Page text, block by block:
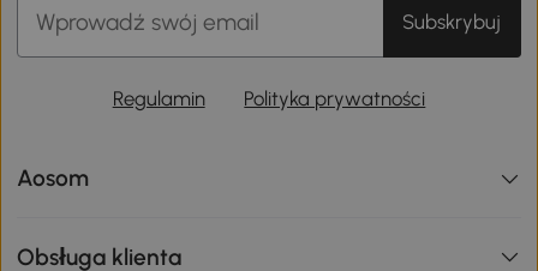
Subskrybuj
Regulamin Polityka prywatności
Aosom
Obsługa klienta